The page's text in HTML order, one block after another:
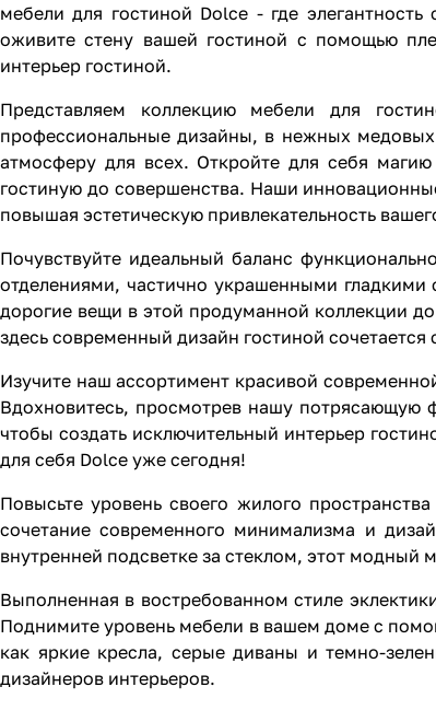
мебели для гостиной Dolce - где
оживите стену вашей гостиной с помощью
интерьер гостиной.
Представляем коллекцию мебели для
профессиональные дизайны, в нежных медовых
атмосферу для всех. Откройте для себя
гостиную до совершенства. Наши
повышая эстетическую привлекательность
Почувствуйте идеальный баланс
отделениями, частично украшенными
дорогие вещи в этой продуманной коллекции
здесь современный дизайн гостиной сочетается
Изучите наш ассортимент красивой
Вдохновитесь, просмотрев нашу потрясающую
чтобы создать исключительный интерьер
для себя Dolce уже сегодня!
Повысьте уровень своего жилого
сочетание современного минимализма и
внутренней подсветке за стеклом, этот модный
Выполненная в востребованном стиле
Поднимите уровень мебели в вашем доме с
как яркие кресла, серые диваны и темно-
дизайнеров интерьеров.